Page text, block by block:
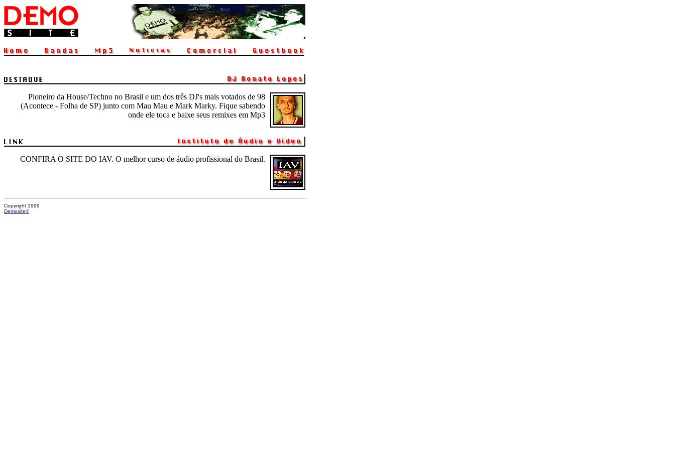
Pioneiro da House/Techno no Brasil e um dos três DJ's mais votados de 98
(Acontece - Folha de SP) junto com Mau Mau e Mark Marky. Fique sabendo
onde ele toca e baixe seus remixes em Mp3
CONFIRA O SITE DO IAV. O melhor curso de áudio profissional do Brasil.
Copyright 1999
Demosite®